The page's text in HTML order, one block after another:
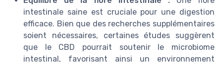
intestinale saine est cruciale pour une digestion
efficace. Bien que des recherches supplémentaires
soient nécessaires, certaines études suggèrent
que le CBD pourrait soutenir le microbiome
intestinal, favorisant ainsi un environnement